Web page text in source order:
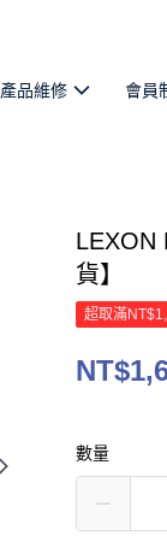
產品維修 會員
LEXON
貨】
超取滿
數量